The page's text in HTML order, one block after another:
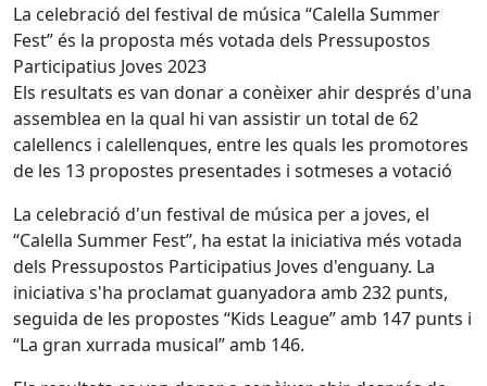
La celebració del festival de música “Calella Summer
Fest” és la proposta més votada dels Pressupostos
Participatius Joves 2023
Els resultats es van donar a conèixer ahir després d'una
assemblea en la qual hi van assistir un total de 62
calellencs i calellenques, entre les quals les promotores
de les 13 propostes presentades i sotmeses a votació
La celebració d'un festival de música per a joves, el
“Calella Summer Fest”, ha estat la iniciativa més votada
dels Pressupostos Participatius Joves d'enguany. La
iniciativa s'ha proclamat guanyadora amb 232 punts,
seguida de les propostes “Kids League” amb 147 punts i
“La gran xurrada musical” amb 146.